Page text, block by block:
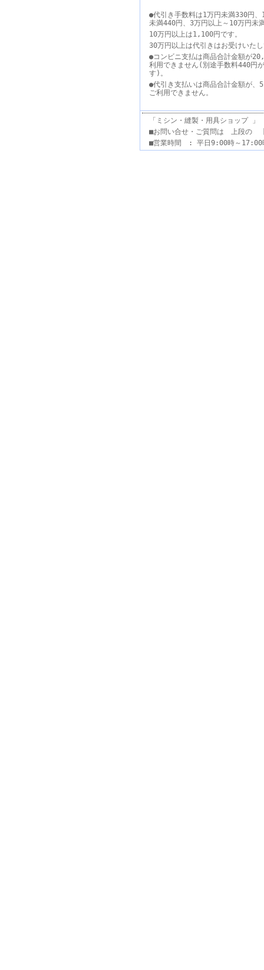
●代引き手数料は1万円未満330円
未満440円、3万円以上～10万円未
10万円以上は1,100円です。
30万円以上は代引きはお受けいた
●コンビニ支払は商品合計金額が
利用できません(別途手数料440円
す)。
●代引き支払いは商品合計金額が、
ご利用できません。
「ミシン・縫製・用具ショップ 」
■お問い合せ・ご質問は 上段の
■営業時間 : 平日9:00時～17:00